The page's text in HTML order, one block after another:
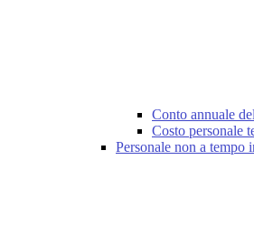
Conto annuale
Costo personale
Personale non a tempo